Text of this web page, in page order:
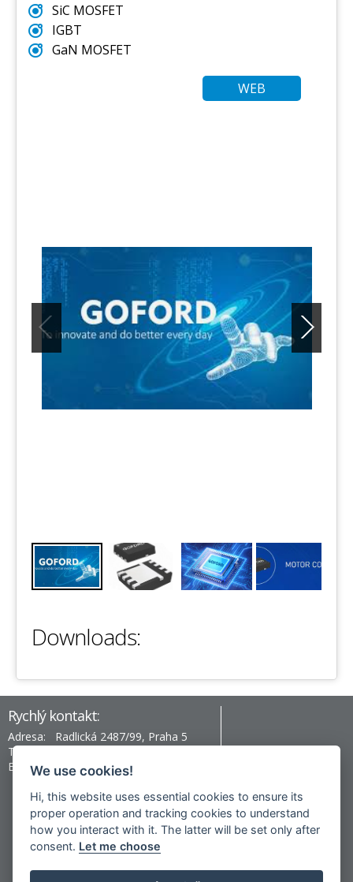
SiC MOSFET
IGBT
GaN MOSFET
WEB
Downloads:
Rychlý kontakt:
Adresa:
Radlická 2487/99, Praha 5
Telefon:
Email:
prag@hev-electronic.com
Nepřehlédněte:
Vishay ENGINEER'S TOOLBOX
We use cookies!
Hi, this website uses essential cookies to ensure its
proper operation and tracking cookies to understand
how you interact with it. The latter will be set only after
consent. Let me choose